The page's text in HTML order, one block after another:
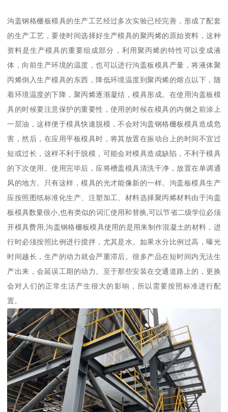
沟盖钢格栅板模具的生产工艺经过多次实验已经完善，形成了配套
的生产工艺，要使时间选择好生产模具的聚丙烯的原始资料，这种
资料是生产模具的重要组成部分，利用聚丙烯的特性可以变成液
体，向前生产环境的温度，也可以进行沟盖板模具产量，将液体聚
丙烯倒入生产模具的东西，降低环境温度到聚丙烯的熔点以下，随
着环境温度的下降，聚丙烯逐渐凝结，模具形成。在使用沟盖板模
具的时候要注意保护的重要性，使用的时候在模具的内侧之前涂上
一层油，这样便于模具快速脱模，不会对沟盖钢格栅板模具造成危
害，然后，在应用平板模具时，将其放置在振动台上的时间不宜过
短或过长，这样不利于脱模，可能会对模具造成缺陷，不利于模具
的下次使用。使用完毕后，应将槽盖模具清洗干净，放置在单调通
风的地方。只有这样，模具的光才能像新的一样。沟盖板模具生产
应按照图纸标准化生产、注塑加工、材料选择聚丙烯材料由于沟盖
板模具数量很小,也有类似的词汇使用和替换,可以节省二级学位必须
开模具费用,沟盖钢格栅板模具使用的是用来制作混凝土的材料，进
行时必须按照比例进行搅拌，尤其是水。如果水分比例过高，曝光
时间越长，生产的动力就会严重滞后。很多产品在短时间内无法生
产出来，会延误工期的动力。至于那些安装在交通道路上的，更换
会对人们的正常生活产生很大的影响，所以需要按照标准进行配
置。